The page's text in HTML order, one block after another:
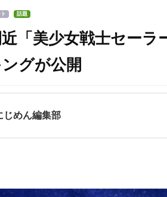
話題
「美少女戦士セーラ
グが公開
じめん編集部